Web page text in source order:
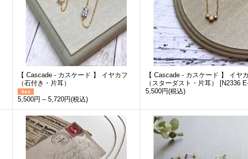
【 Cascade - カスケード 】 イヤカフ
（石付き・片耳）
5,500円 ～ 5,720円(税込)
【 Cascade - カスケード 】 イヤ
（スターダスト・片耳）
[N2336
5,500円(税込)